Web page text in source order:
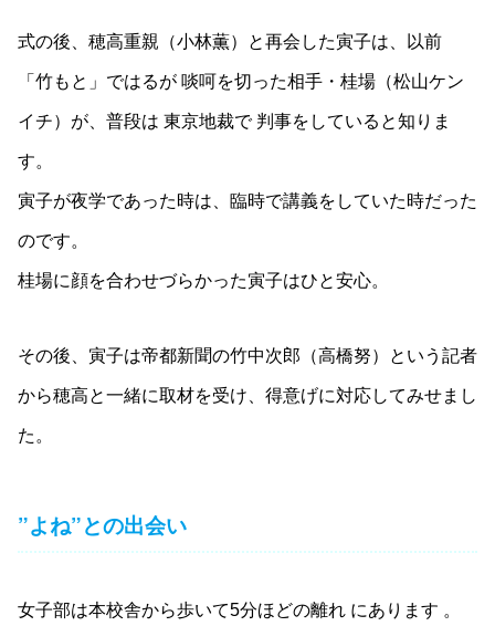
式の後、穂高重親（小林薫）と再会した寅子は、以前
「竹もと」ではるが 啖呵を切った相手・桂場（松山ケン
イチ）が、普段は 東京地裁で 判事をしていると知りま
す。
寅子が夜学であった時は、臨時で講義をしていた時だった
のです。
桂場に顔を合わせづらかった寅子はひと安心。
その後、寅子は帝都新聞の竹中次郎（高橋努）という記者
から穂高と一緒に取材を受け、得意げに対応してみせまし
た。
”よね”との出会い
女子部は本校舎から歩いて5分ほどの離れ にあります 。